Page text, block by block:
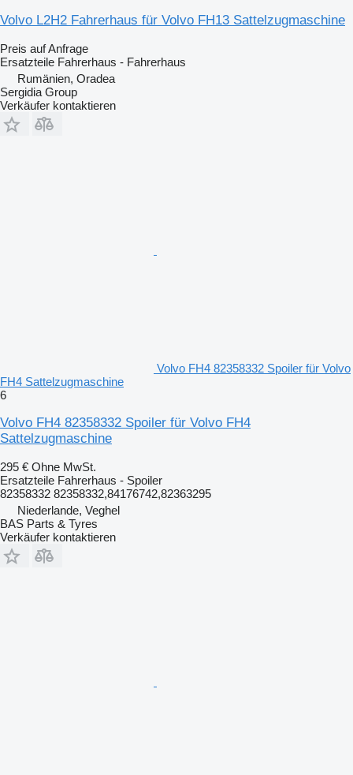
Volvo L2H2 Fahrerhaus für Volvo FH13 Sattelzugmaschine
Preis auf Anfrage
Ersatzteile Fahrerhaus - Fahrerhaus
Rumänien, Oradea
Sergidia Group
Verkäufer kontaktieren
Volvo FH4 82358332 Spoiler für Volvo
FH4 Sattelzugmaschine
6
Volvo FH4 82358332 Spoiler für Volvo FH4
Sattelzugmaschine
295 € Ohne MwSt.
Ersatzteile Fahrerhaus - Spoiler
82358332 82358332,84176742,82363295
Niederlande, Veghel
BAS Parts & Tyres
Verkäufer kontaktieren